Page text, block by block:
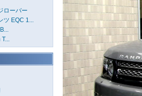
ローバー
ツ EQC 1...
T...